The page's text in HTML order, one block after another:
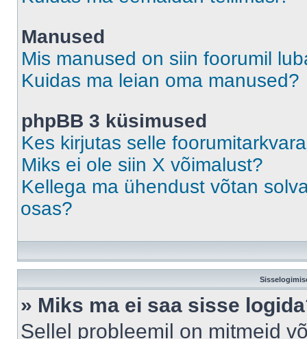
Manused
Mis manused on siin foorumil
Kuidas ma leian oma manused?
phpBB 3 küsimused
Kes kirjutas selle
Miks ei ole siin X võimalust?
Kellega ma ühendust võtan
osas?
» Miks ma ei saa sisse
Sellel probleemil on mitmeid